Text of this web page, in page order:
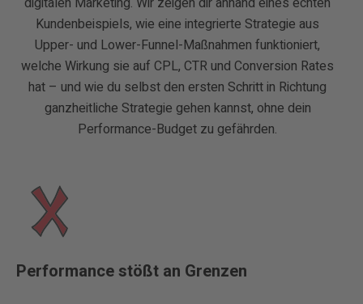
Kundenbeispiels, wie eine integrierte Strategie aus
Upper- und Lower-Funnel-Maßnahmen funktioniert,
welche Wirkung sie auf CPL, CTR und Conversion Rates
hat – und wie du selbst den ersten Schritt in Richtung
ganzheitliche Strategie gehen kannst, ohne dein
Performance-Budget zu gefährden.
Performance stößt an Grenzen